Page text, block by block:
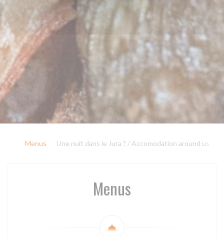
Menus Une nuit dans le Jura ? / Accomodation around us
Menus